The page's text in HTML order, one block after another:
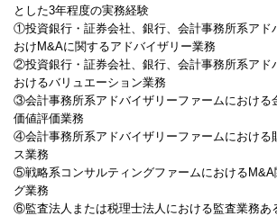
とした3年程度の実務経験
①投資銀行・証券会社、銀行、会計事務所系アド
おけM&Aに関するアドバイザリー業務
②投資銀行・証券会社、銀行、会計事務所系アド
おけるバリュエーション業務
③会計事務所系アドバイザリーファームにおける
価値評価業務
④会計事務所系アドバイザリーファームにおける
ス業務
⑤戦略系コンサルティングファームにおけるM&A
グ業務
⑥監査法人または税理士法人における監査業務あ